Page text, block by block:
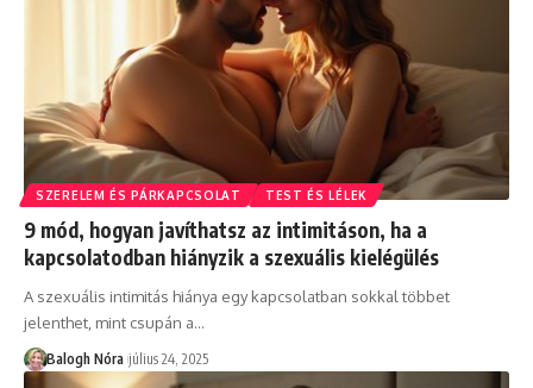
SZERELEM ÉS PÁRKAPCSOLAT TEST ÉS LÉLEK
9 mód, hogyan javíthatsz az intimitáson, ha a
kapcsolatodban hiányzik a szexuális kielégülés
A szexuális intimitás hiánya egy kapcsolatban sokkal többet
jelenthet, mint csupán a…
Balogh Nóra július 24, 2025